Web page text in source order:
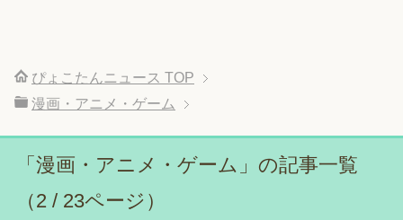
ぴょこたんニュース TOP
漫画・アニメ・ゲーム
「漫画・アニメ・ゲーム」の記事一覧
（2 / 23ページ）